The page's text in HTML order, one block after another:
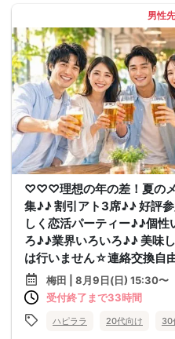
男性
♡♡♡理想の年の差！夏の
集♪♪ 割引アト3席♪♪ 好評
しく恋活パーティー♪♪個
ろ♪♪業界いろいろ♪♪ 美味
は行いません☆連絡交換自
梅田 | 8月9日(日) 15:30〜
受付終了まで33時間
ハピララ 20代向け 30